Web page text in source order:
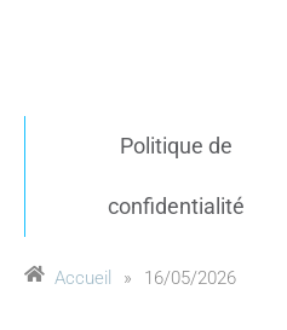
Politique de
confidentialité
Accueil » 16/05/2026